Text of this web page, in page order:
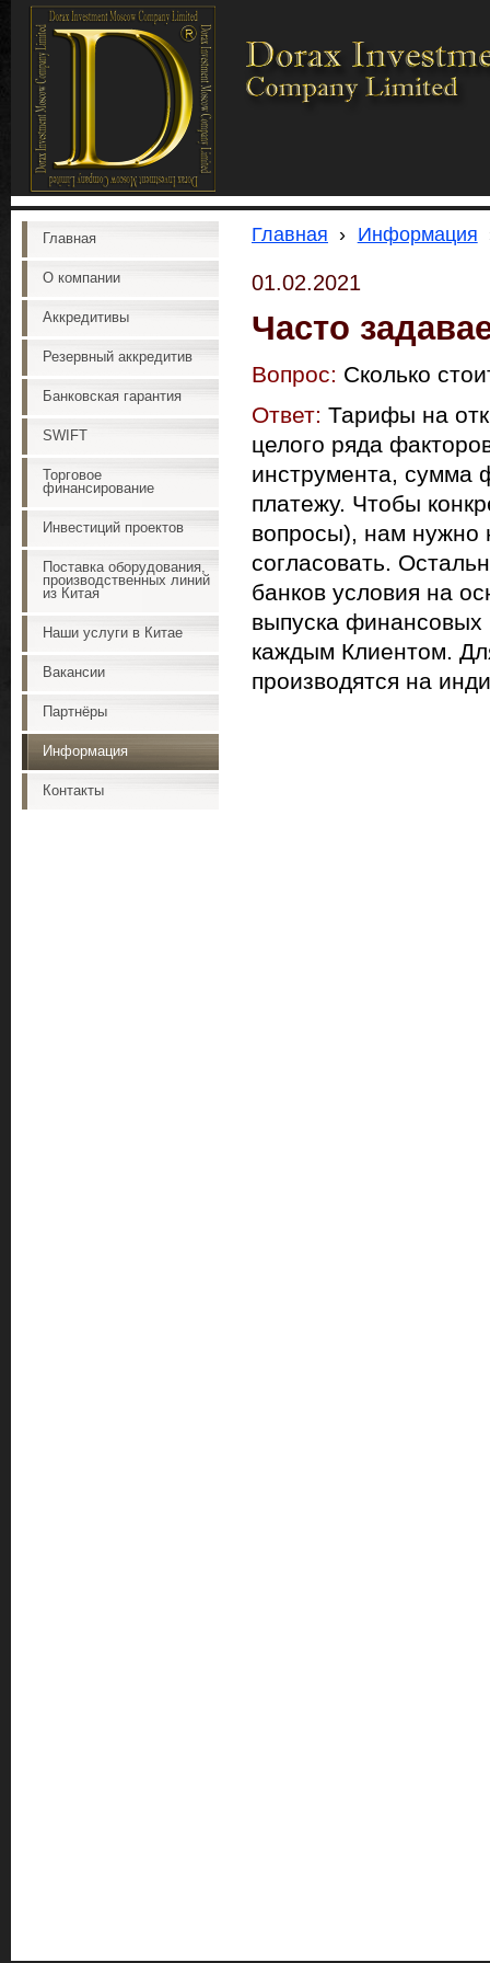
Главная
О компании
Аккредитивы
Резервный аккредитив
Банковская гарантия
SWIFT
Торговое
финансирование
Инвестиций проектов
Поставка оборудования,
производственных линий
из Китая
Наши услуги в Китае
Вакансии
Партнёры
Информация
Контакты
Главная › Информация
01.02.2021
Часто
Вопрос: Сколько
Ответ: Тарифы на
целого ряда
инструмента, сумма
платежу. Чтобы
вопросы), нам нужно
согласовать.
банков условия на
выпуска финансовых
каждым Клиентом.
производятся на